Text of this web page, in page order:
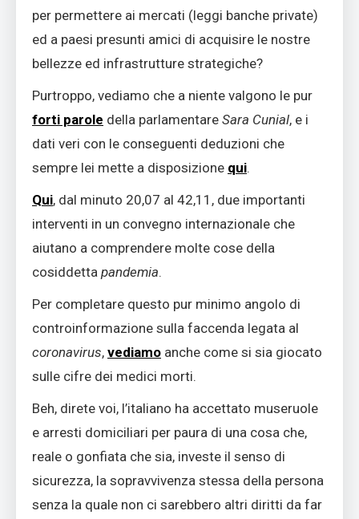
per permettere ai mercati (leggi banche private)
ed a paesi presunti amici di acquisire le nostre
bellezze ed infrastrutture strategiche?
Purtroppo, vediamo che a niente valgono le pur
forti parole della parlamentare Sara Cunial, e i
dati veri con le conseguenti deduzioni che
sempre lei mette a disposizione qui.
Qui, dal minuto 20,07 al 42,11, due importanti
interventi in un convegno internazionale che
aiutano a comprendere molte cose della
cosiddetta pandemia.
Per completare questo pur minimo angolo di
controinformazione sulla faccenda legata al
coronavirus, vediamo anche come si sia giocato
sulle cifre dei medici morti.
Beh, direte voi, l’italiano ha accettato museruole
e arresti domiciliari per paura di una cosa che,
reale o gonfiata che sia, investe il senso di
sicurezza, la sopravvivenza stessa della persona
senza la quale non ci sarebbero altri diritti da far